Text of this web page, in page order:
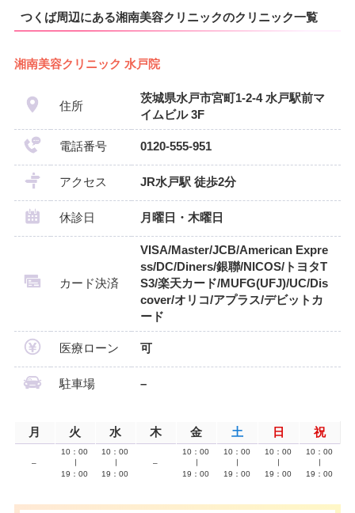
つくば周辺にある湘南美容クリニックのクリニック一覧
湘南美容クリニック 水戸院
住所
茨城県水戸市宮町1‐2‐4 水戸駅前マ
イムビル 3F
電話番号 0120-555-951
アクセス JR水戸駅 徒歩2分
休診日 月曜日・木曜日
カード決済
VISA/Master/JCB/American Expre
ss/DC/Diners/銀聯/NICOS/トヨタT
S3/楽天カード/MUFG(UFJ)/UC/Dis
cover/オリコ/アプラス/デビットカ
ード
医療ローン 可
駐車場 –
月 火 水 木 金 土 日 祝
–
10：00
19：00
10：00
19：00
–
10：00
19：00
10：00
19：00
10：00
19：00
10：00
19：00